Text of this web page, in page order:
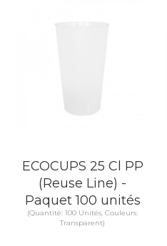
ECOCUPS 25 Cl PP
(Reuse Line) -
Paquet 100 unités
(Quantité: 100 Unités, Couleurs:
Transparent)